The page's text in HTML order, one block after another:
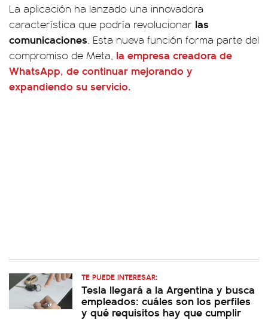
La aplicación ha lanzado una innovadora
característica que podría revolucionar las
comunicaciones. Esta nueva función forma parte del
compromiso de Meta, la empresa creadora de
WhatsApp, de continuar mejorando y
expandiendo su servicio.
TE PUEDE INTERESAR:
Tesla llegará a la Argentina y busca
empleados: cuáles son los perfiles
y qué requisitos hay que cumplir